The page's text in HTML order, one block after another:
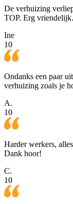
De verhuizing
TOP. Erg
Ine
10
Ondanks een paar
verhuizing zoals je
A.
10
Harder werkers,
Dank hoor!
C.
10